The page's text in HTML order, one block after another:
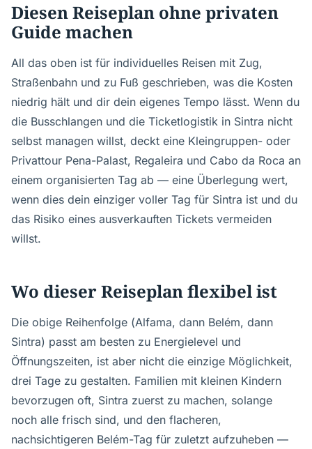
Diesen Reiseplan ohne privaten
Guide machen
All das oben ist für individuelles Reisen mit Zug,
Straßenbahn und zu Fuß geschrieben, was die Kosten
niedrig hält und dir dein eigenes Tempo lässt. Wenn du
die Busschlangen und die Ticketlogistik in Sintra nicht
selbst managen willst, deckt eine Kleingruppen- oder
Privattour Pena-Palast, Regaleira und Cabo da Roca an
einem organisierten Tag ab — eine Überlegung wert,
wenn dies dein einziger voller Tag für Sintra ist und du
das Risiko eines ausverkauften Tickets vermeiden
willst.
Wo dieser Reiseplan flexibel ist
Die obige Reihenfolge (Alfama, dann Belém, dann
Sintra) passt am besten zu Energielevel und
Öffnungszeiten, ist aber nicht die einzige Möglichkeit,
drei Tage zu gestalten. Familien mit kleinen Kindern
bevorzugen oft, Sintra zuerst zu machen, solange
noch alle frisch sind, und den flacheren,
nachsichtigeren Belém-Tag für zuletzt aufzuheben —